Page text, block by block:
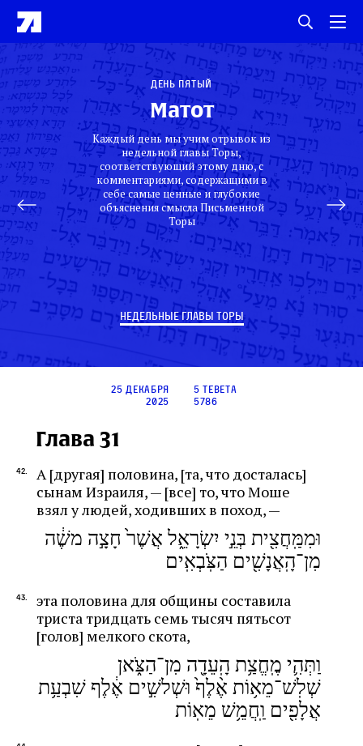
День пятый
Матот
Каждый день мы учим отрывок из
недельной главы Торы,
соответствующий этому дню, с
комментариями, содержащими в
себе самые ценные и глубокие
объяснения смысла Письменной
Торы
НЕДЕЛЬНЫЕ ГЛАВЫ ТОРЫ
25 декабря
2025
5 тевета
5786
Глава 31
А [другая] половина, [та, что досталась]
сынам Израиля, — [все] то, что Моше
взял у людей, ходивших в поход, —
וּמִמַּֽחֲצִ֖ית בְּנֵ֣י יִשְׂרָאֵ֑ל אֲשֶׁר֙ חָצָ֣ה משֶׁ֔ה
מִן־הָֽאֲנָשִׁ֖ים הַצֹּֽבְאִֽים
эта половина для общины составила
триста тридцать семь тысяч пятьсот
[голов] мелкого скота,
וַתְּהִ֛י מֶֽחֱצַ֥ת הָֽעֵדָ֖ה מִן־הַצֹּ֑אן
שְׁלֽשׁ־מֵא֥וֹת אֶ֨לֶף֙ וּשְׁלשִׁ֣ים אֶ֔לֶף שִׁבְעַ֥ת
אֲלָפִ֖ים וַֽחֲמֵ֥שׁ מֵאֽוֹת